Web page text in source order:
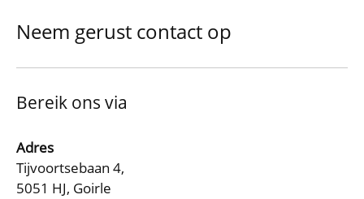
Neem gerust contact op
Bereik ons via
Adres
Tijvoortsebaan 4,
5051 HJ, Goirle